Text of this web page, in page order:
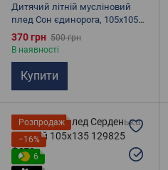
Дитячий літній мусліновий
плед Сон єдинорога, 105х105
см
370 грн 500 грн
В наявності
Купити
Розпродаж
−16%
6